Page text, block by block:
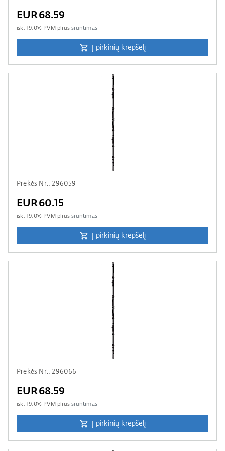
EUR68.59
įsk. 19.0% PVM pliussiuntimas
Į pirkinių krepšelį
Prekės Nr.: 296059
EUR60.15
įsk. 19.0% PVM pliussiuntimas
Į pirkinių krepšelį
Prekės Nr.: 296066
EUR68.59
įsk. 19.0% PVM pliussiuntimas
Į pirkinių krepšelį